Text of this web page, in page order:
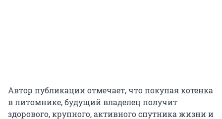
Автор публикации отмечает, что покупая котенка
в питомнике, будущий владелец получит
здорового, крупного, активного спутника жизни и